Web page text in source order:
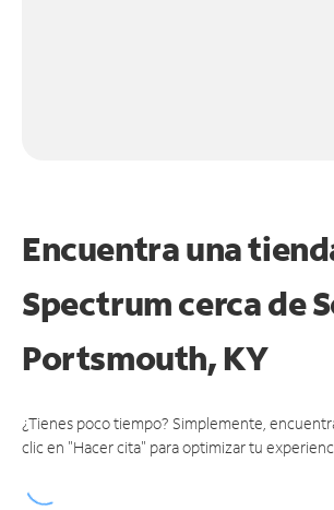
Encuentra una
Spectrumcerca de
Portsmouth, KY
¿Tienes poco tiempo? Simplemente,
clic en "Hacer cita" para optimizar tu